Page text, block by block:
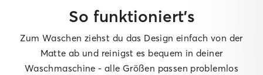
So funktioniert’s
Zum Waschen ziehst du das Design einfach von der
Matte ab und reinigst es bequem in deiner
Waschmaschine - alle Größen passen problemlos